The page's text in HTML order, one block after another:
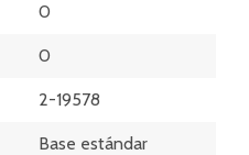
0
0
2-19578
Base estándar